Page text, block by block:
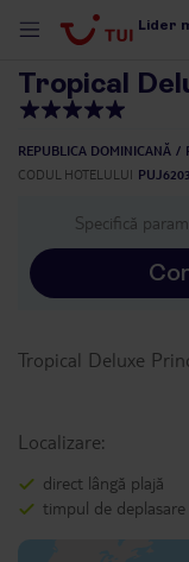
Lider
Tropical
REPUBLICA DOMINICANĂ
CODUL HOTELULUI
Specifică
Tropical Deluxe
Localizare:
direct lângă plajă
timpul de